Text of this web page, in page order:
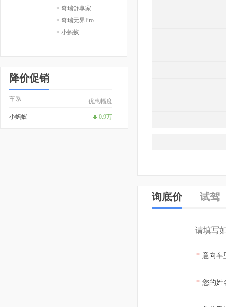
> 奇瑞舒享家
> 奇瑞无界Pro
> 小蚂蚁
降价促销
车系 优惠幅度
小蚂蚁 0.9万
询底价 试驾
请填写
* 意向车
* 您的姓